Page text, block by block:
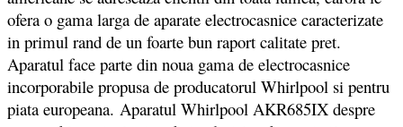
ofera o gama larga de aparate electrocasnice caracterizate
in primul rand de un foarte bun raport calitate pret.
Aparatul face parte din noua gama de electrocasnice
incorporabile propusa de producatorul Whirlpool si pentru
piata europeana. Aparatul Whirlpool AKR685IX despre